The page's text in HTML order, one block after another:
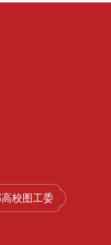
校图工委